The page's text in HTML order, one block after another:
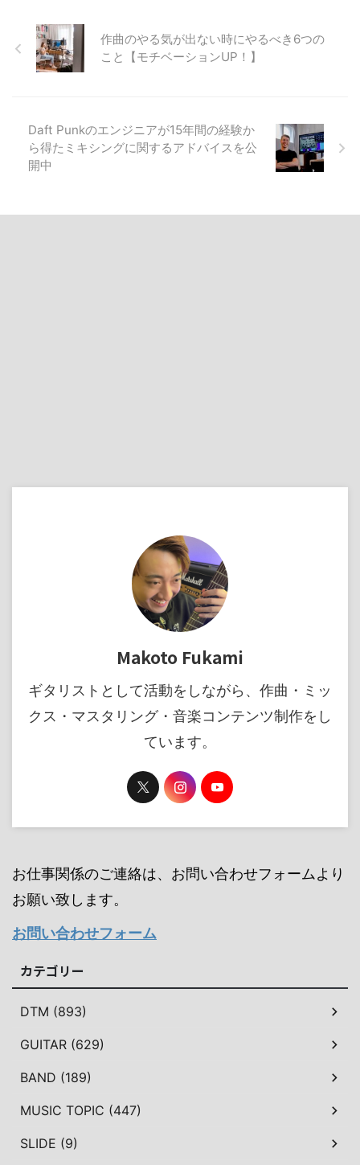
作曲のやる気が出ない時にやるべき6つの
こと【モチベーションUP！】
Daft Punkのエンジニアが15年間の経験か
ら得たミキシングに関するアドバイスを公
開中
Makoto Fukami
ギタリストとして活動をしながら、作曲・ミッ
クス・マスタリング・音楽コンテンツ制作をし
ています。
お仕事関係のご連絡は、お問い合わせフォームより
お願い致します。
お問い合わせフォーム
カテゴリー
DTM (893)
GUITAR (629)
BAND (189)
MUSIC TOPIC (447)
SLIDE (9)